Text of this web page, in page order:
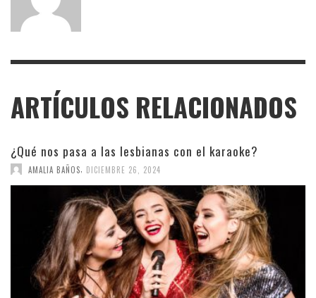
ARTÍCULOS RELACIONADOS
¿Qué nos pasa a las lesbianas con el karaoke?
AMALIA BAÑOS DICIEMBRE 26, 2024